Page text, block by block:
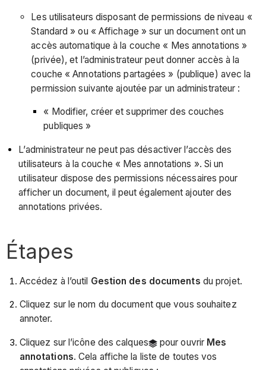
Les utilisateurs disposant de permissions de niveau «
Standard » ou « Affichage » sur un document ont un
accès automatique à la couche « Mes annotations »
(privée), et l’administrateur peut donner accès à la
couche « Annotations partagées » (publique) avec la
permission suivante ajoutée par un administrateur :
« Modifier, créer et supprimer des couches
publiques »
L’administrateur ne peut pas désactiver l’accès des
utilisateurs à la couche « Mes annotations ». Si un
utilisateur dispose des permissions nécessaires pour
afficher un document, il peut également ajouter des
annotations privées.
Étapes
Accédez à l’outil Gestion des documents du projet.
Cliquez sur le nom du document que vous souhaitez
annoter.
Cliquez sur l’icône des calques pour ouvrir Mes
annotations. Cela affiche la liste de toutes vos